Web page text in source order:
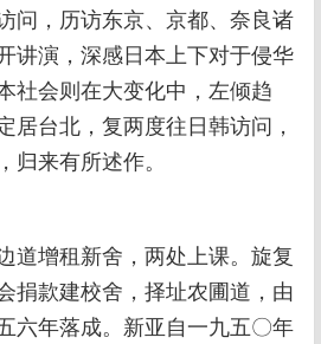
问，历访东京、京都、奈良诸
讲演，深感日本上下对于侵华
社会则在大变化中，左倾趋
居台北，复两度往日韩访问，
来有所述作。
道增租新舍，两处上课。旋复
捐款建校舍，择址农圃道，由
六年落成。新亚自一九五〇年